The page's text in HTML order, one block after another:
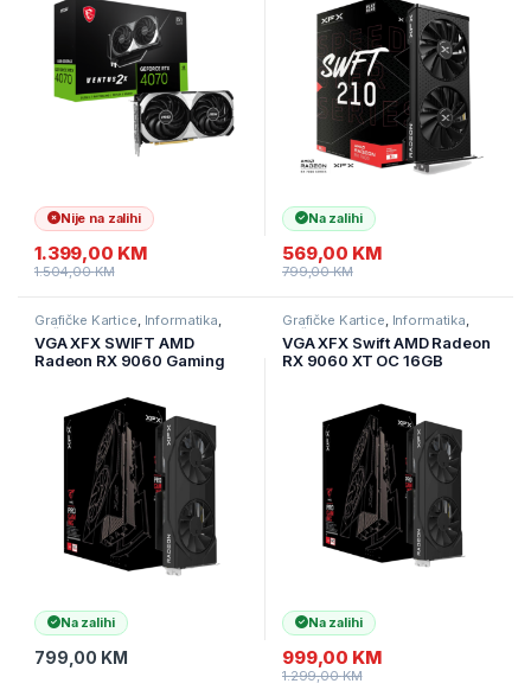
1xHDMI, 1x 8-pin,
D0RTX4070VENTUS2XE12
Nije na zalihi
1.399,00 KM
1.504,00KM
Na zalihi
569,00 KM
799,00KM
Grafičke Kartice, Informatika,
Računarske Komponente
VGA XFX SWIFT AMD
Radeon RX 9060 Gaming
HDMI 2xDP, AMD RDNA 4,
black box, SI ONLY, RX-
96SWFT8BC
Na zalihi
799,00 KM
Grafičke Kartice, Informatika,
Računarske Komponente
VGA XFX Swift AMD Radeon
RX 9060 XT OC 16GB
Na zalihi
999,00 KM
1.299,00KM